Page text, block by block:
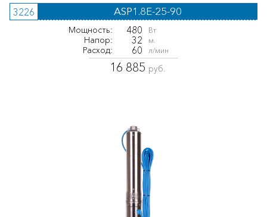
3226 ASP1.8E-25-90
Мощность: 480 Вт
Напор: 32 м.
Расход: 60 л/мин
16 885 руб.